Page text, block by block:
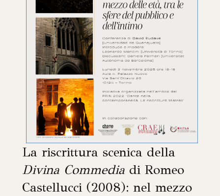
La riscrittura scenica della
Divina Commediadi Romeo
Castellucci (2008): nel mezzo